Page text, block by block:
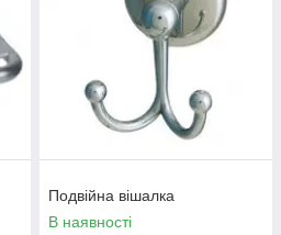
Подвійна вішалка
В наявності